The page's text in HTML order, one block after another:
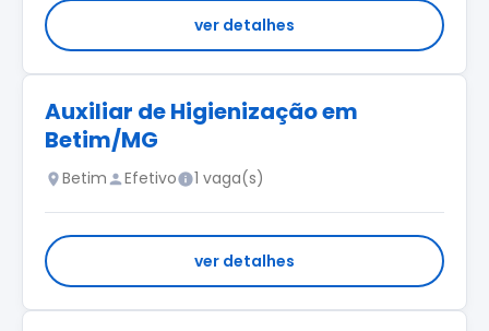
ver detalhes
Auxiliar de Higienização em
Betim/MG
Betim Efetivo 1 vaga(s)
ver detalhes